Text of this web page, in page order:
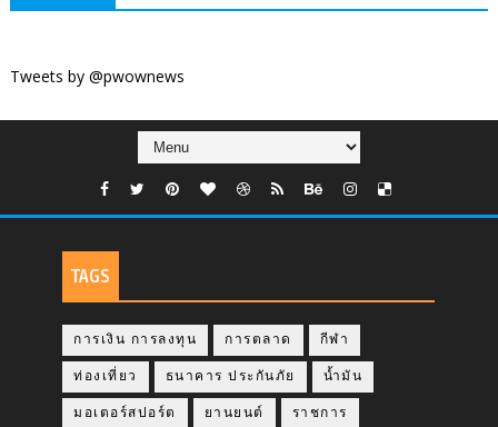
Tweets by @pwownews
TAGS
การเงิน การลงทุน การตลาด กีฬา
ท่องเที่ยว ธนาคาร ประกันภัย น้ำมัน
มอเตอร์สปอร์ต ยานยนต์ ราชการ